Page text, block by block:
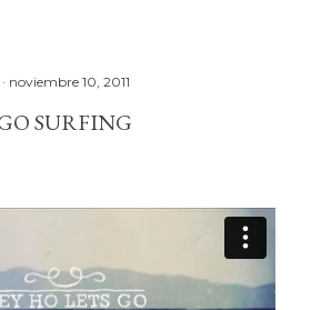
noviembre 10, 2011
SURFING